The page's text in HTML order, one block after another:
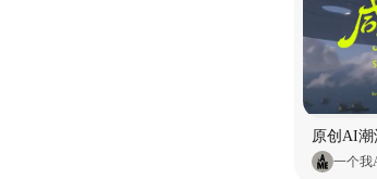
原创AI潮
一个我